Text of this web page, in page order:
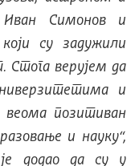
Иван Симонов и
су задужили
Стога верујем да
и
позитиван
и науку“,
додао да су у